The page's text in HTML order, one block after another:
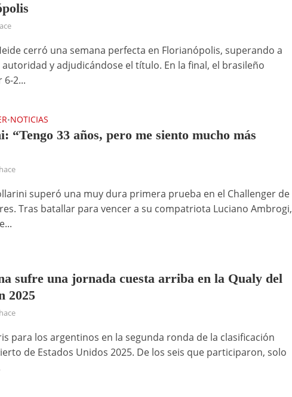
cerró una semana perfecta en Florianópolis, superando a
y adjudicándose el título. En la final, el brasileño
6-2...
•NOTICIAS
“Tengo 33 años, pero me siento mucho más
superó una muy dura primera prueba en el Challenger de
Tras batallar para vencer a su compatriota Luciano Ambrogi,
sufre una jornada cuesta arriba en la Qualy del
2025
para los argentinos en la segunda ronda de la clasificación
de Estados Unidos 2025. De los seis que participaron, solo